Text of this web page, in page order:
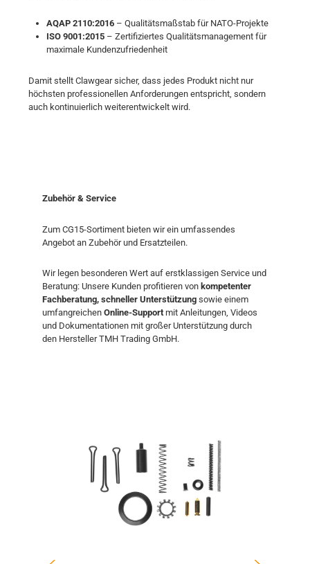
AQAP 2110:2016– Qualitätsmaßstab für NATO-Projekte
ISO 9001:2015– Zertifiziertes Qualitätsmanagement für
maximale Kundenzufriedenheit
Damit stellt Clawgear sicher, dass jedes Produkt nicht nur
höchsten professionellen Anforderungen entspricht, sondern
auch kontinuierlich weiterentwickelt wird.
Zubehör & Service
Zum CG15-Sortiment bieten wir ein umfassendes
Angebot an Zubehör und Ersatzteilen.
Wir legen besonderen Wert auf erstklassigen Service und
Beratung: Unsere Kunden profitieren von kompetenter
Fachberatung, schneller Unterstützung sowie einem
umfangreichen Online-Supportmit Anleitungen, Videos
und Dokumentationen mit großer Unterstützung durch
den Hersteller TMH Trading GmbH.